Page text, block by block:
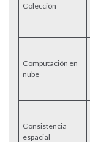
Colección
Computación en
nube
Consistencia
espacial